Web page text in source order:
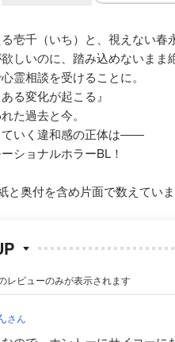
壱千（いち）と、視えない春
しいのに、踏み込めないまま
霊相談を受けることに。
る変化が起こる』
た過去と今。
ていく違和感の正体は――
ショナルホラーBL！
と奥付を含め片面で数えていま
レビューのみが表示されます
さん